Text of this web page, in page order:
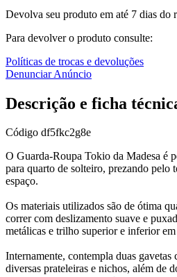
Devolva seu produto em até 7 dias do
Para devolver o produto consulte:
Políticas de trocas e devoluções
Denunciar Anúncio
Descrição e ficha
Código df5fkc2g8e
O Guarda-Roupa Tokio da Madesa é
para quarto de solteiro, prezando pelo
espaço.
Os materiais utilizados são de ótima
correr com deslizamento suave e
metálicas e trilho superior e inferior
Internamente, contempla duas gavetas
diversas prateleiras e nichos, além de